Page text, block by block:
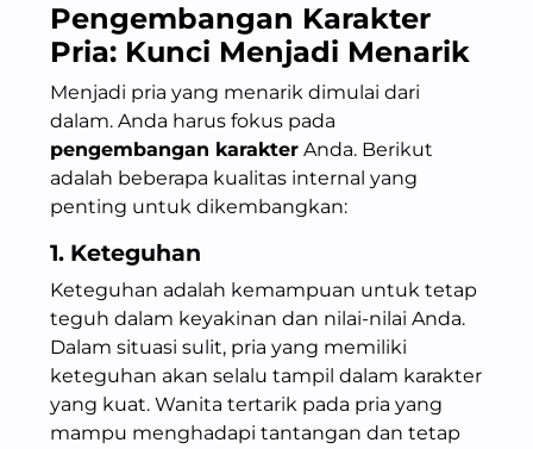
Pengembangan Karakter
Pria: Kunci Menjadi Menarik
Menjadi pria yang menarik dimulai dari
dalam. Anda harus fokus pada
pengembangan karakter Anda. Berikut
adalah beberapa kualitas internal yang
penting untuk dikembangkan:
1. Keteguhan
Keteguhan adalah kemampuan untuk tetap
teguh dalam keyakinan dan nilai-nilai Anda.
Dalam situasi sulit, pria yang memiliki
keteguhan akan selalu tampil dalam karakter
yang kuat. Wanita tertarik pada pria yang
mampu menghadapi tantangan dan tetap